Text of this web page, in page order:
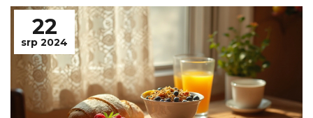
22
srp 2024